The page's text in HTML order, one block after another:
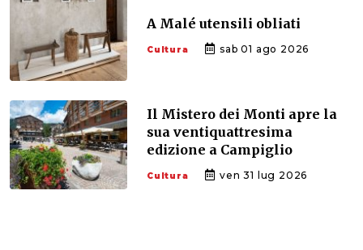
A Malé utensili obliati
Cultura sab 01 ago 2026
Il Mistero dei Monti apre la
sua ventiquattresima
edizione a Campiglio
Cultura ven 31 lug 2026